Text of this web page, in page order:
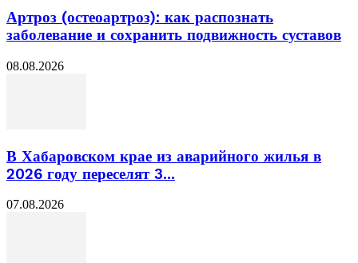
Артроз (остеоартроз): как распознать
заболевание и сохранить подвижность суставов
08.08.2026
В Хабаровском крае из аварийного жилья в
2026 году переселят 3...
07.08.2026